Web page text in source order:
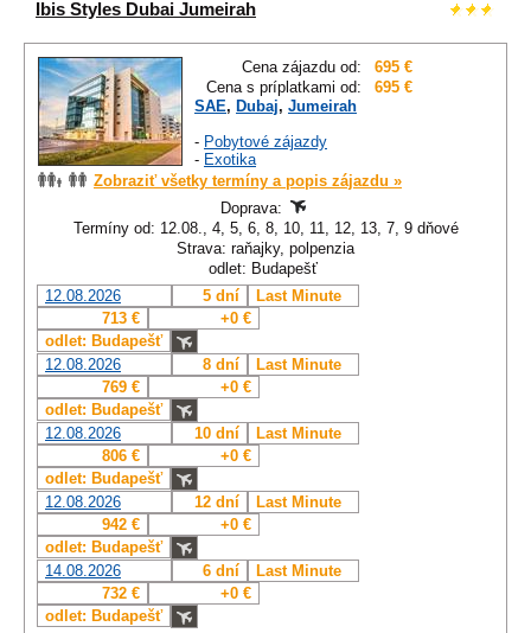
Ibis Styles Dubai Jumeirah
Cena zájazdu od:
695 €
Cena s príplatkami od:
695 €
SAE, Dubaj, Jumeirah
- Pobytové zájazdy
- Exotika
Zobraziť všetky termíny a popis zájazdu »
Doprava:
Termíny od: 12.08., 4, 5, 6, 8, 10, 11, 12, 13, 7, 9 dňové
Strava: raňajky, polpenzia
odlet: Budapešť
12.08.2026
5 dní
Last Minute
713 €
+0 €
odlet: Budapešť
12.08.2026
8 dní
Last Minute
769 €
+0 €
odlet: Budapešť
12.08.2026
10 dní
Last Minute
806 €
+0 €
odlet: Budapešť
12.08.2026
12 dní
Last Minute
942 €
+0 €
odlet: Budapešť
14.08.2026
6 dní
Last Minute
732 €
+0 €
odlet: Budapešť